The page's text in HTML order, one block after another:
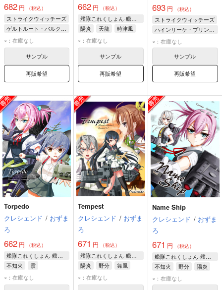
682 円 （税込）
ストライクウィッチーズ
ゲルトルート・バルクホルン
エルンスト・ロンメル
エーリカ・ハルトマン
×：在庫なし
サンプル
再販希望
662 円 （税込）
艦隊これくしょん-艦これ-
陽炎
天龍
時津風
×：在庫なし
サンプル
再販希望
693円 （税込）
ストライクウィッチーズ
ハインリーケ・プリンツェシン・ツー・ザイン・ウィトゲンシュタイン
×：在庫なし
サンプル
再販希望
Torpedo
クレシェンド / おずま
ろ
662 円 （税込）
艦隊これくしょん-艦これ-
不知火
霞
×：在庫なし
Tempest
クレシェンド / おずま
ろ
671 円 （税込）
艦隊これくしょん-艦これ-
陽炎
野分
舞風
×：在庫なし
Name Ship
クレシェンド / おずま
ろ
671 円 （税込）
艦隊これくしょん-艦これ-
不知火
野分
陽炎
×：在庫なし